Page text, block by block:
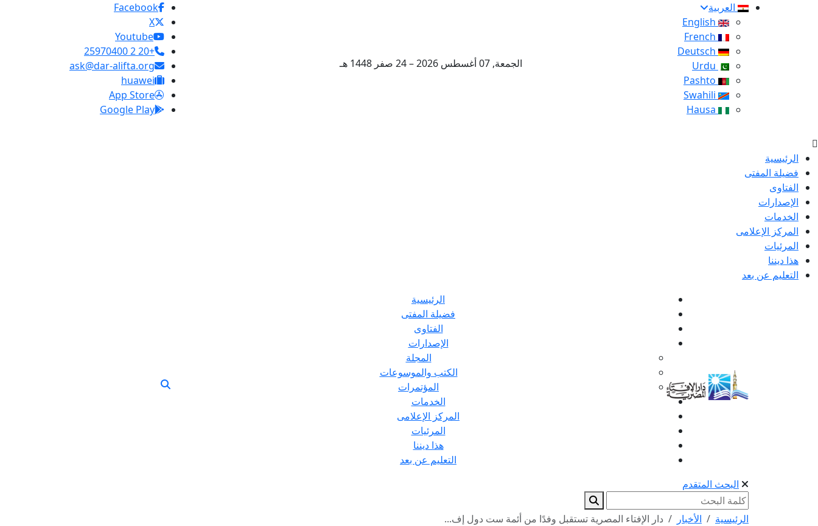
العربية
الجمعة, 07 أغسطس 2026 – 24 صفر 1448 هـ
Facebook
X
Youtube
+20 2 25970400
ask@dar-alifta.org
huawei
App Store
Google Play
الرئيسية
فضيلة المفتى
الفتاوى
الإصدارات
الخدمات
المركز الإعلامى
المرئيات
هذا ديننا
التعليم عن بعد
الرئيسية
فضيلة المفتى
الفتاوى
الإصدارات
المجلة
الكتب والموسوعات
المؤتمرات
الخدمات
المركز الإعلامى
المرئيات
هذا ديننا
التعليم عن بعد
البحث المتقدم
الرئيسية الأخبار
دار الإفتاء المصرية تستقبل وفدًا من أئمة ست دول إف...